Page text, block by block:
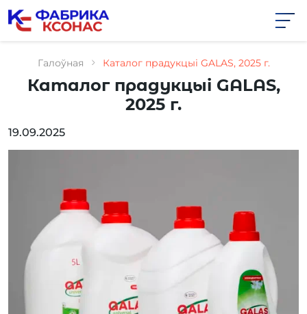
the
Галоўная Каталог прадукцыі GALAS, 2025 г.
Каталог прадукцыі GALAS,
2025 г.
19.09.2025